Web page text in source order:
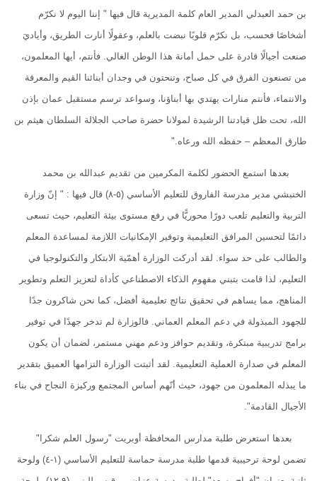
بن حمد العبدلي المدير العام كلمة المديرية قال فيها " إننا اليوم لا نكرّم
أشخاصًا فحسب، بل نكرّم قلوبًا نبضت بالعلم، وعقولًا أنارت الطريق، وأياديَ
صنعت أجيالًا قادرة على حمل أمانة هذا الوطن الغالي. فأنتم، أيها المعلمون،
من تصنعون الفرق في كل صباح، وتنحتون في وجدان أبنائنا القيم والمعرفة
والانتماء، فأنتم منارات يهتدي بها أبناؤنا، وسواعد ترسم مستقبل عمان بإذن
الله، تحت ظل قيادتنا الرشيدة لمولانا حضرة صاحب الجلالة السلطان هيثم بن
طارق المعظم – حفظه الله ورعاه."
بعدها استمع الحضور لكلمة المكرمين من تقديم عبدالله بن محمد
الخنبشي مدير مدرسة الفاروق للتعليم الأساسي (٥-٨) قال فيها : " إنّ وزارة
التربية والتعليم تلعب دورًا محوريًّا في رفع مستوى بيئة التعليم، حيث تسعى
دائمًا لتحسين المرافق التعليمية وتوفير الإمكانيات اللازمة لمساعدة المعلم
والطالب على حد سواء. لقد أدركت الوزارة أهمّية الابتكار والتكنولوجيا في
التعليم، لذا قامت بتبني مفهوم الذكاء الاصطناعي كأداة لتعزيز التعلم وتطوير
المناهج، مما يساهم في تحقيق نتائج تعليمية أفضل، كما نحن شاكرون جدًا
للجهود المبذولة في دعم المعلم العماني. فالوزارة لم تدخر جهدًا في توفير
برامج تدريبية مبتكرة، وتقديم حوافز ودعم مهني مستمر، لضمان أن يكون
المعلم في صدارة العملية التعليمية. لقد أثبتت الوزارة التزامها العميق بتقدير
ما يبذله المعلمون من جهود، حيث أنّهم أساس المجتمع وركيزة النجاح في بناء
الأجيال القادمة".
بعدها استعرض طلبة مدارس المحافظة أوبريت "رسول العلم شكرا"
تضمن لوحة ترحيبية قدمها طلبة مدرسة حماسة للتعليم الأساسي (١-٤) ولوحة